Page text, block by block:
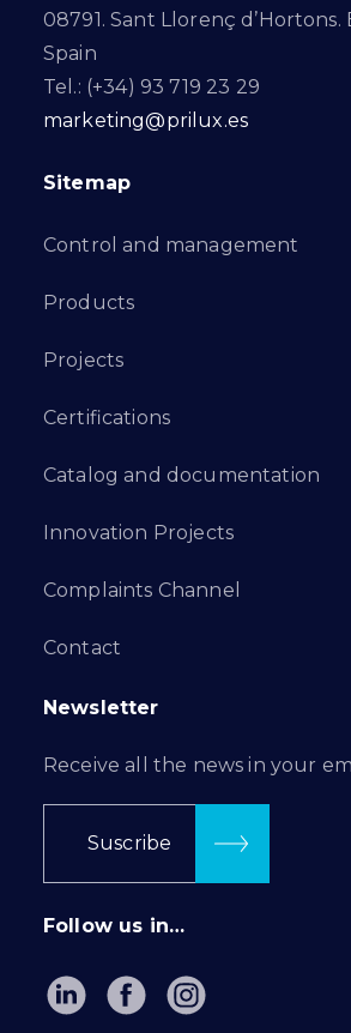
08791. Sant Llorenç d’Hortons.
Spain
Tel.: (+34) 93 719 23 29
marketing@prilux.es
Sitemap
Control and management
Products
Projects
Certifications
Catalog and documentation
Innovation Projects
Complaints Channel
Contact
Newsletter
Receive all the news in your
Suscribe
Follow us in…